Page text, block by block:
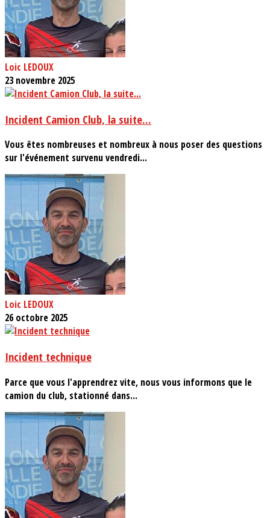
Loic LEDOUX
23 novembre 2025
Incident Camion Club, la suite...
Vous êtes nombreuses et nombreux à nous poser des questions
sur l'événement survenu vendredi...
Loic LEDOUX
26 octobre 2025
Incident technique
Parce que vous l'apprendrez vite, nous vous informons que le
camion du club, stationné dans...